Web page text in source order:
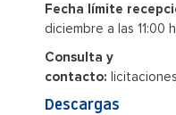
Fecha límite
diciembre a las 11:00
Consulta y
contacto:
Descargas